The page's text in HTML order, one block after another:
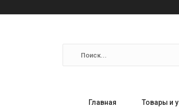
Главная Товары и